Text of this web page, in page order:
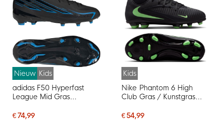
Nieuw Kids
adidas F50 Hyperfast
League Mid Gras
Kids Zwart Zwart Blauw
€ 74,99
Kids
Nike Phantom 6 High
Club Gras / Kunstgras
Kids Zwart Felgroen
€ 54,99